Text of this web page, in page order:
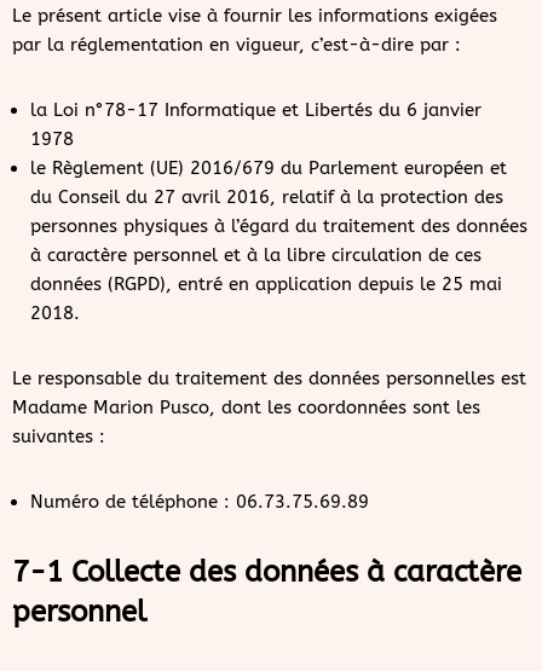
Le présent article vise à fournir les informations exigées
par la réglementation en vigueur, c’est-à-dire par :
la Loi n°78-17 Informatique et Libertés du 6 janvier
1978
le Règlement (UE) 2016/679 du Parlement européen et
du Conseil du 27 avril 2016, relatif à la protection des
personnes physiques à l’égard du traitement des données
à caractère personnel et à la libre circulation de ces
données (RGPD), entré en application depuis le 25 mai
2018.
Le responsable du traitement des données personnelles est
Madame Marion Pusco, dont les coordonnées sont les
suivantes :
Numéro de téléphone : 06.73.75.69.89
7-1 Collecte des données à caractère
personnel